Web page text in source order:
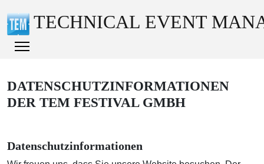
TECHNICAL EVENT
DATENSCHUTZINFORMATIONEN
DER TEM FESTIVAL GMBH
Datenschutzinformationen